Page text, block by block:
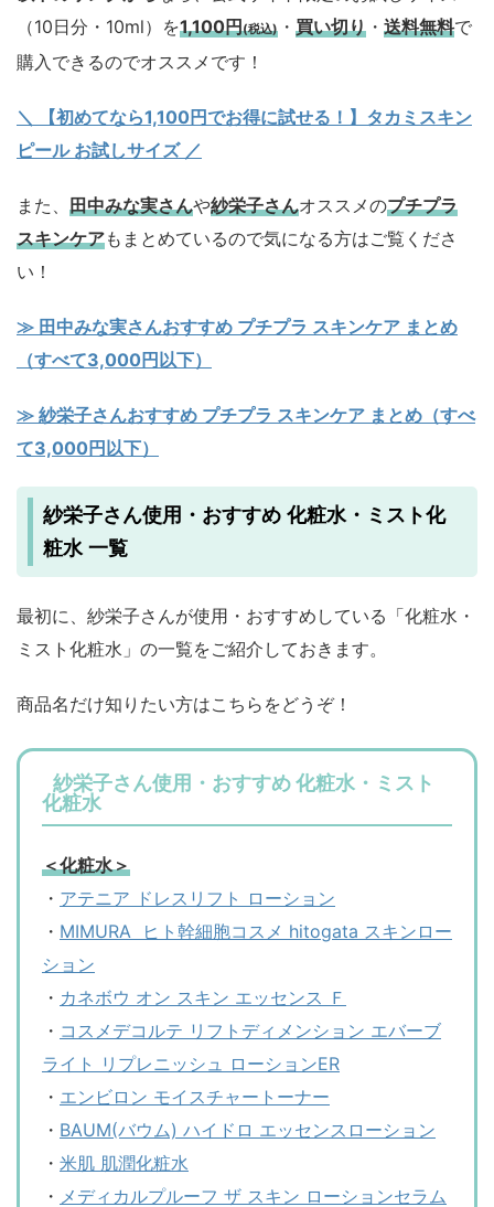
（10日分・10ml）を1,100円(税込) ・ 買い切り ・ 送料無料で
購入できるのでオススメです！
＼ 【初めてなら1,100円でお得に試せる！】タカミスキン
ピール お試しサイズ／
また、 田中みな実さんや紗栄子さんオススメのプチプラ
スキンケアもまとめているので気になる方はご覧くださ
い！
≫ 田中みな実さんおすすめ プチプラ スキンケア まとめ
（すべて3,000円以下）
≫ 紗栄子さんおすすめ プチプラ スキンケア まとめ（すべ
て3,000円以下）
紗栄子さん使用・おすすめ 化粧水・ミスト化
粧水 一覧
最初に、紗栄子さんが使用・おすすめしている「化粧水・
ミスト化粧水」の一覧をご紹介しておきます。
商品名だけ知りたい方はこちらをどうぞ！
紗栄子さん使用・おすすめ 化粧水・ミスト
化粧水
＜化粧水＞
・ アテニア ドレスリフト ローション
・ MIMURA ヒト幹細胞コスメ hitogata スキンロー
ション
・ カネボウ オン スキン エッセンス Ｆ
・ コスメデコルテ リフトディメンション エバーブ
ライト リプレニッシュ ローションER
・ エンビロン モイスチャートーナー
・ BAUM(バウム) ハイドロ エッセンスローション
・ 米肌 肌潤化粧水
・ メディカルプルーフ ザ スキン ローションセラム